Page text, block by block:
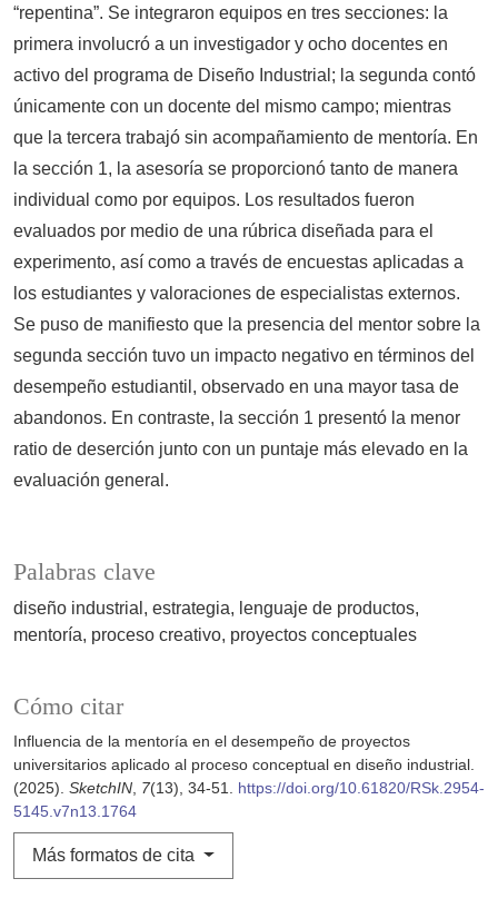
Palabras clave
diseño industrial estrategia
lenguaje de productos
mentoría proceso creativo proyectos conceptuales
Cómo citar
Influencia de la mentoría en el desempeño de proyectos
universitarios aplicado al proceso conceptual en diseño industrial.
(2025). SketchIN, 7(13), 34-51. https://doi.org/10.61820/RSk.2954-
5145.v7n13.1764
Más formatos de cita
“repentina”. Se integraron equipos en tres secciones: la
primera involucró a un investigador y ocho docentes en
activo del programa de Diseño Industrial; la segunda contó
únicamente con un docente del mismo campo; mientras
que la tercera trabajó sin acompañamiento de mentoría. En
la sección 1, la asesoría se proporcionó tanto de manera
individual como por equipos. Los resultados fueron
evaluados por medio de una rúbrica diseñada para el
experimento, así como a través de encuestas aplicadas a
los estudiantes y valoraciones de especialistas externos.
Se puso de manifiesto que la presencia del mentor sobre la
segunda sección tuvo un impacto negativo en términos del
desempeño estudiantil, observado en una mayor tasa de
abandonos. En contraste, la sección 1 presentó la menor
ratio de deserción junto con un puntaje más elevado en la
evaluación general.